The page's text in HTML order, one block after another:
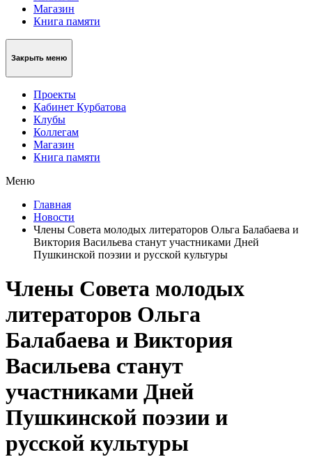
Магазин
Книга памяти
Закрыть меню
Проекты
Кабинет Курбатова
Клубы
Коллегам
Магазин
Книга памяти
Меню
Главная
Новости
Члены Совета молодых литераторов Ольга Балабаева и
Виктория Васильева станут участниками Дней
Пушкинской поэзии и русской культуры
Члены Совета молодых
литераторов Ольга
Балабаева и Виктория
Васильева станут
участниками Дней
Пушкинской поэзии и
русской культуры